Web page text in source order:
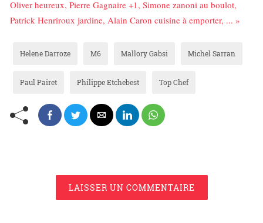
Oliver heureux, Pierre Gagnaire +1, Simone zanoni au boulot,
Patrick Henriroux jardine, Alain Caron cuisine à emporter, ... »
Helene Darroze M6 Mallory Gabsi Michel Sarran
Paul Pairet Philippe Etchebest Top Chef
LAISSER UN COMMENTAIRE